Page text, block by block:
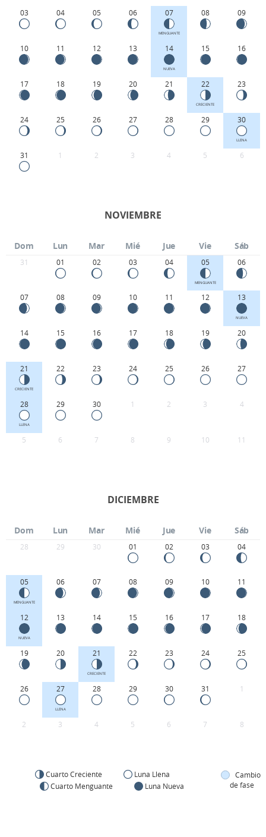
03 04 05 06 07
MENGUANTE
08 09
10 11 12 13 14
NUEVA
15 16
17 18 19 20 21 22
CRECIENTE
23
24 25 26 27 28 29 30
LLENA
31 1 2 3 4 5 6
NOVIEMBRE
Dom Lun Mar Mié Jue Vie Sáb
31 01 02 03 04 05
MENGUANTE
06
07 08 09 10 11 12 13
NUEVA
14 15 16 17 18 19 20
21
CRECIENTE
22 23 24 25 26 27
28
LLENA
29 30 1 2 3 4
5 6 7 8 9 10 11
DICIEMBRE
Dom Lun Mar Mié Jue Vie Sáb
28 29 30 01 02 03 04
05
MENGUANTE
06 07 08 09 10 11
12
NUEVA
13 14 15 16 17 18
19 20 21
CRECIENTE
22 23 24 25
26 27
LLENA
28 29 30 31 1
2 3 4 5 6 7 8
Cuarto Creciente
Luna Llena
Cuarto Menguante
Luna Nueva
Cambio
de fase